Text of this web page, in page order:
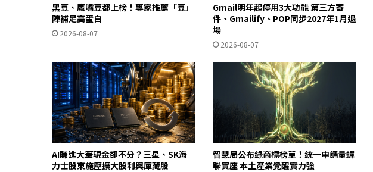
黑豆、鷹嘴豆都上榜！專家推薦「豆」
陣補足高蛋白
2026-08-07
Gmail明年起停用3大功能 第三方寄
件、Gmailify、POP同步2027年1月退
場
2026-08-07
AI賺進大筆現金卻不分？三星、SK海
力士股東施壓擴大股利與庫藏股
智慧局公布綠商標榜單！統一申請量蟬
聯寶座 本土產業覺醒實力強